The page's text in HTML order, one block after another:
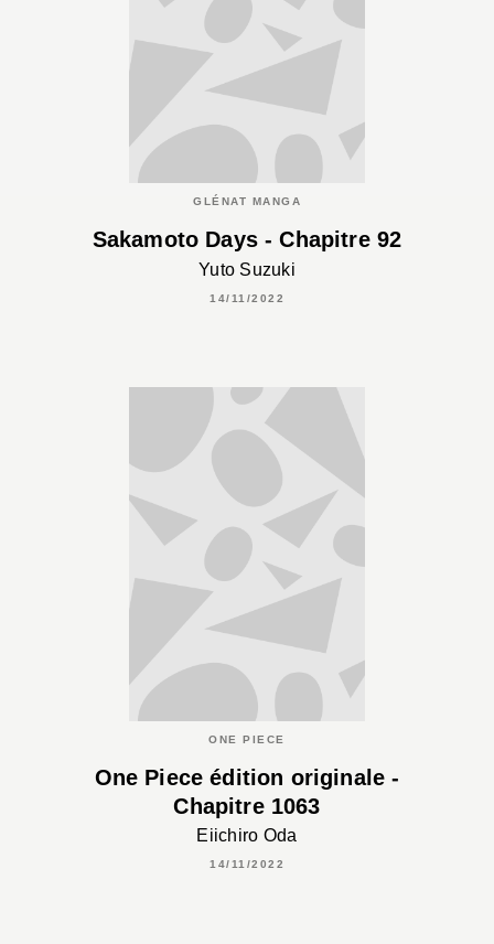
GLÉNAT MANGA
Sakamoto Days - Chapitre 92
Yuto Suzuki
14/11/2022
ONE PIECE
One Piece édition originale -
Chapitre 1063
Eiichiro Oda
14/11/2022